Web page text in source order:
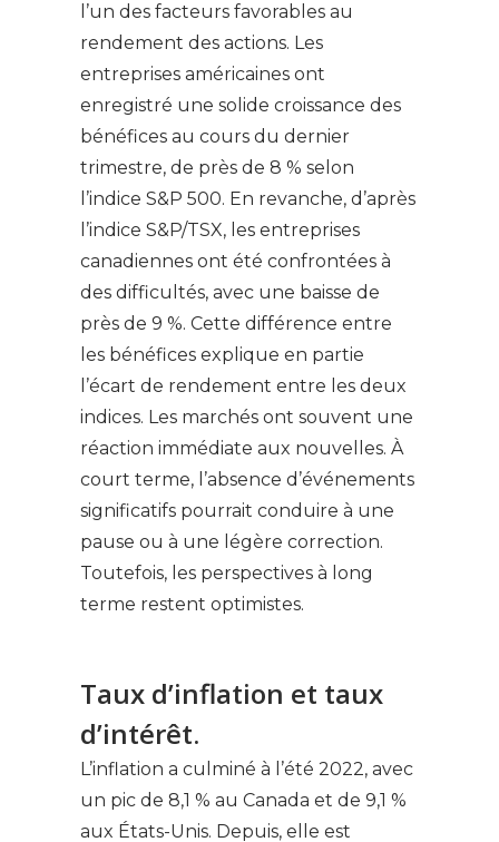
l’un des facteurs favorables au
rendement des actions. Les
entreprises américaines ont
enregistré une solide croissance des
bénéfices au cours du dernier
trimestre, de près de 8 % selon
l’indice S&P 500. En revanche, d’après
l’indice S&P/TSX, les entreprises
canadiennes ont été confrontées à
des difficultés, avec une baisse de
près de 9 %. Cette différence entre
les bénéfices explique en partie
l’écart de rendement entre les deux
indices. Les marchés ont souvent une
réaction immédiate aux nouvelles. À
court terme, l’absence d’événements
significatifs pourrait conduire à une
pause ou à une légère correction.
Toutefois, les perspectives à long
terme restent optimistes.
Taux d’inflation et taux
d’intérêt.
L’inflation a culminé à l’été 2022, avec
un pic de 8,1 % au Canada et de 9,1 %
aux États-Unis. Depuis, elle est